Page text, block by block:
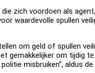
die zich voordoen als
waardevolle spullen
om geld of spullen
gemakkelijker om tijdig
misbruiken”, aldus